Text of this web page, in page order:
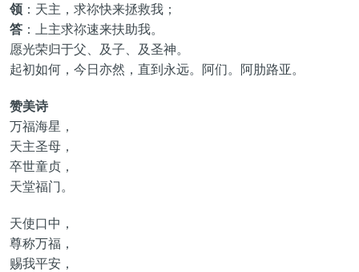
领：天主，求祢快来拯救我；
答：上主求祢速来扶助我。
愿光荣归于父、及子、及圣神。
起初如何，今日亦然，直到永远。阿们。阿肋路亚。
赞美诗
万福海星，
天主圣母，
卒世童贞，
天堂福门。
天使口中，
尊称万福，
赐我平安，